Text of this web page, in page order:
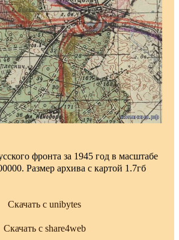
фронта за 1945 год в масштабе
Размер архива с картой 1.7гб
Скачать с unibytes
Скачать с share4web